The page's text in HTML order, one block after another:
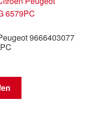
9666403077